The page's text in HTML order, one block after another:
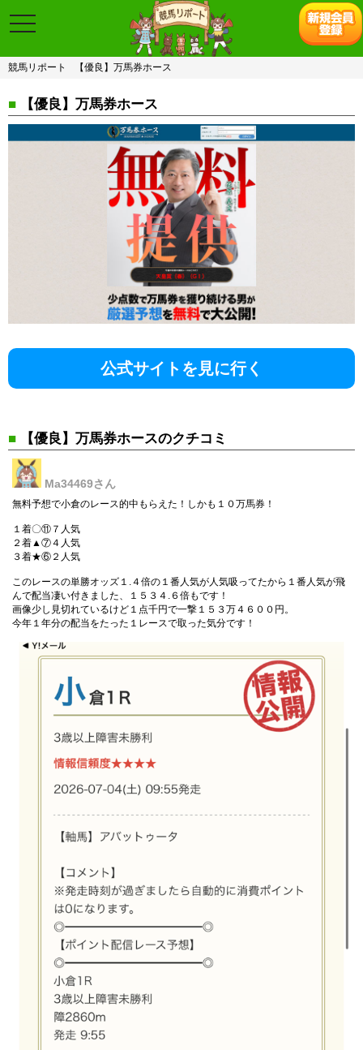
toggle
navigation
競馬リポート 【優良】万馬券ホース
■ 【優良】万馬券ホース
公式サイトを見に行く
■ 【優良】万馬券ホースのクチコミ
Ma34469さん
無料予想で小倉のレース的中もらえた！しかも１０万馬券！
１着〇⑪７人気
２着▲⑦４人気
３着★⑥２人気
このレースの単勝オッズ１.４倍の１番人気が人気吸ってたから１番人気が飛
んで配当凄い付きました、１５３４.６倍もです！
画像少し見切れているけど１点千円で一撃１５３万４６００円。
今年１年分の配当をたった１レースで取った気分です！